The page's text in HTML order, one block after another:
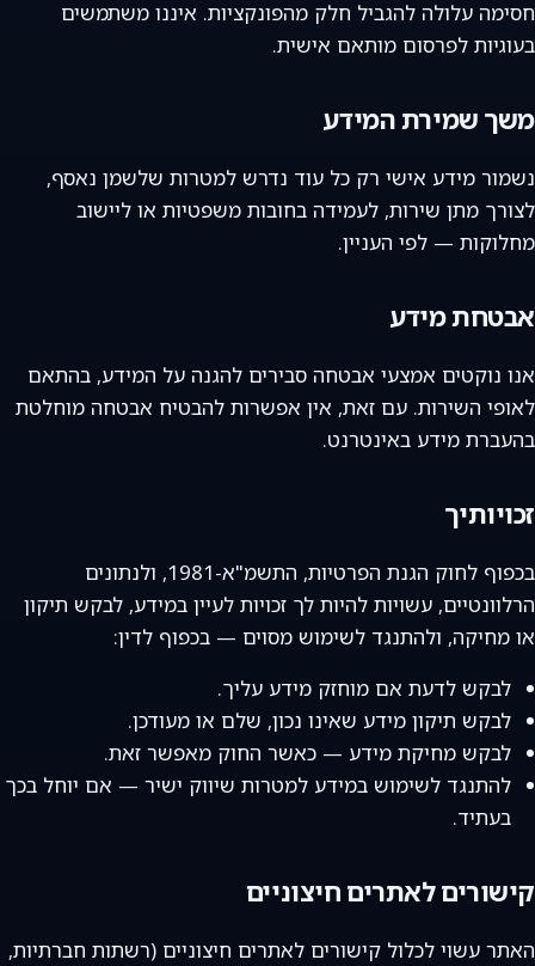
חסימה עלולה להגביל חלק מהפונקציות. איננו משתמשים
בעוגיות לפרסום מותאם אישית.
משך שמירת המידע
נשמור מידע אישי רק כל עוד נדרש למטרות שלשמן נאסף,
לצורך מתן שירות, לעמידה בחובות משפטיות או ליישוב
מחלוקות — לפי העניין.
אבטחת מידע
אנו נוקטים אמצעי אבטחה סבירים להגנה על המידע, בהתאם
לאופי השירות. עם זאת, אין אפשרות להבטיח אבטחה מוחלטת
בהעברת מידע באינטרנט.
זכויותיך
בכפוף לחוק הגנת הפרטיות, התשמ"א-1981, ולנתונים
הרלוונטיים, עשויות להיות לך זכויות לעיין במידע, לבקש תיקון
או מחיקה, ולהתנגד לשימוש מסוים — בכפוף לדין:
לבקש לדעת אם מוחזק מידע עליך.
לבקש תיקון מידע שאינו נכון, שלם או מעודכן.
לבקש מחיקת מידע — כאשר החוק מאפשר זאת.
להתנגד לשימוש במידע למטרות שיווק ישיר — אם יוחל בכך
בעתיד.
קישורים לאתרים חיצוניים
האתר עשוי לכלול קישורים לאתרים חיצוניים (רשתות חברתיות,